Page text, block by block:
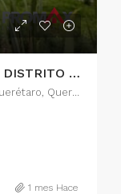
VENTA DE DEPARTAMENTO EN DISTRITO SOPHIA, QUERETARO
Delegación Félix Osores, Municipio de Querétaro, Querétaro, 11101, México
1 mes Hace